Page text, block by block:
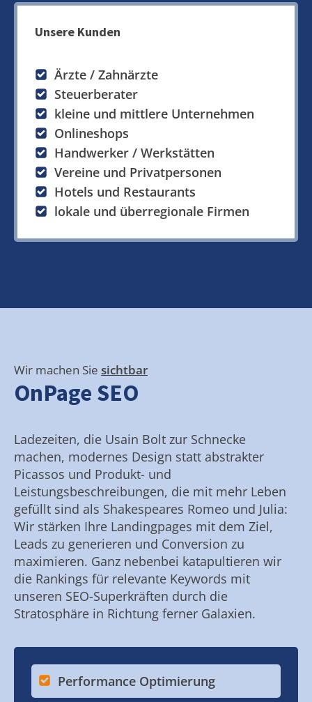
Unsere Kunden
Ärzte / Zahnärzte
Steuerberater
kleine und mittlere Unternehmen
Onlineshops
Handwerker / Werkstätten
Vereine und Privatpersonen
Hotels und Restaurants
lokale und überregionale Firmen
Wir machen Sie sichtbar
OnPage SEO
Ladezeiten, die Usain Bolt zur Schnecke
machen, modernes Design statt abstrakter
Picassos und Produkt- und
Leistungsbeschreibungen, die mit mehr Leben
gefüllt sind als Shakespeares Romeo und Julia:
Wir stärken Ihre Landingpages mit dem Ziel,
Leads zu generieren und Conversion zu
maximieren. Ganz nebenbei katapultieren wir
die Rankings für relevante Keywords mit
unseren SEO-Superkräften durch die
Stratosphäre in Richtung ferner Galaxien.
Performance Optimierung